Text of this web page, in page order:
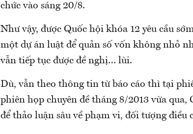
chức vào sáng 20/8.
Như vậy, được Quốc hội khóa 12 yêu cầu
một dự án luật để quản số vốn không nhỏ
vẫn tiếp tục được đề nghị… lùi.
Dù, vẫn theo thông tin từ báo cáo thì tại
phiên họp chuyên đề tháng 8/2013 vừa
để thảo luận sâu về phạm vi, đối tượng điều